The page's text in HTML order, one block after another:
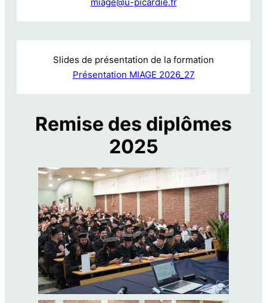
Slides de présentation de la formation
Présentation MIAGE 2026_27
Remise des diplômes
2025